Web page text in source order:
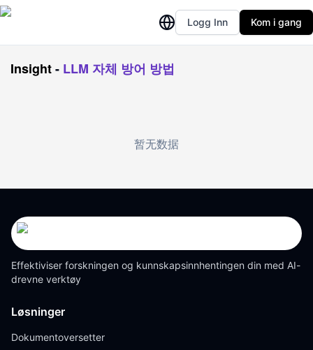
Logg Inn Kom i gang
Insight- LLM 자체 방어 방법
暂无数据
Effektiviser forskningen og kunnskapsinnhentingen din med AI-
drevne verktøy
Løsninger
Dokumentoversetter